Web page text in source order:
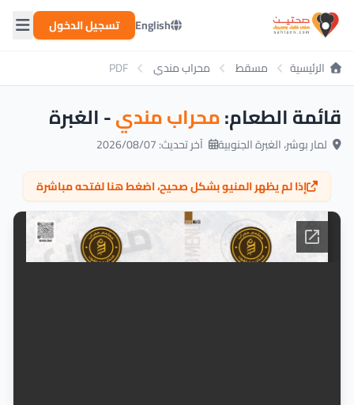
English تسجيل الدخول
الرئيسية مسقط محراب مندي PDF
قائمة الطعام:محراب مندي- الغبرة
لمار بوشر، الغبرة الجنوبية آخر تحديث: 2026/08/07
إذا لم يظهر المنيو بشكل صحيح، اضغط هنا لفتحه مباشرة